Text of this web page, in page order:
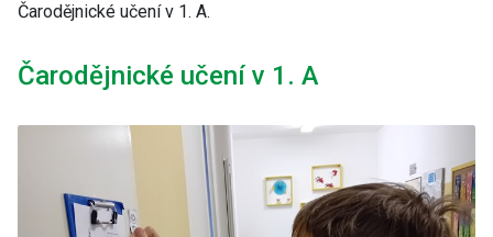
Čarodějnické učení v 1. A.
Čarodějnické učení v 1. A